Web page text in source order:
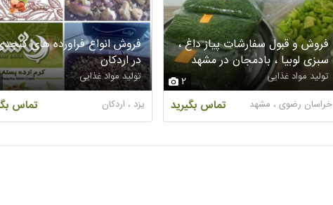
2
فروش و قبول سفارشات پیاز داغ ،
سبزی لوبیا ، بادمجان در مشهد
تولید مواد غذایی
تماس بگیرید خراسان رضوی ، مشهد
فروش انواع فراورده های
در اردکان
تولید مواد غذایی
تماس یزد ، اردکان